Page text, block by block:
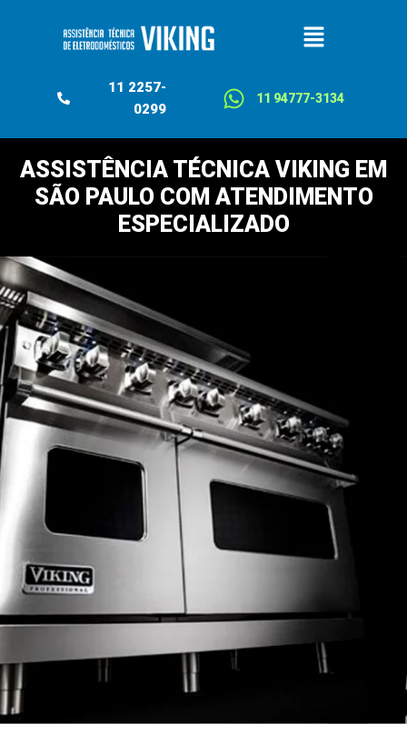
11 2257-
0299
11 94777-3134
ASSISTÊNCIA TÉCNICA VIKING EM
SÃO PAULO COM ATENDIMENTO
ESPECIALIZADO